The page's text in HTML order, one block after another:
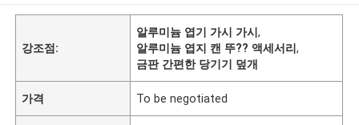
강조점:
알루미늄 엽기 가시 가시,
알루미늄 엽지 캔 뚜?? 액세서리,
금판 간편한 당기기 덮개
가격 To be negotiated